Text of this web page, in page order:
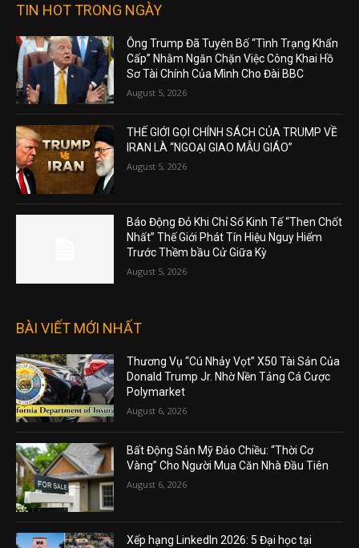
TIN HOT TRONG NGÀY
Ông Trump Đã Tuyên Bố “Tình Trạng Khẩn
Cấp” Nhằm Ngăn Chặn Việc Công Khai Hồ
Sơ Tài Chính Của Mình Cho Đài BBC
August 5, 2026
THẾ GIỚI GỌI CHÍNH SÁCH CỦA TRUMP VỀ
IRAN LÀ “NGOẠI GIAO MẪU GIÁO”
August 5, 2026
Báo Động Đỏ Khi Chỉ Số Kinh Tế “Then Chốt
Nhất” Thế Giới Phát Tín Hiệu Nguy Hiểm
Trước Thềm bầu Cử Giữa Kỳ
August 5, 2026
BÀI VIẾT MỚI NHẤT
Thương Vụ “Cú Nhảy Vọt” X50 Tài Sản Của
Donald Trump Jr. Nhờ Nền Tảng Cá Cược
Polymarket
August 6, 2026
Bất Động Sản Mỹ Đảo Chiều: “Thời Cơ
Vàng” Cho Người Mua Căn Nhà Đầu Tiên
August 6, 2026
Xếp hạng LinkedIn 2026: 5 Đại học tại